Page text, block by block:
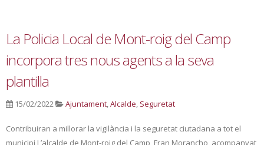
La Policia Local de Mont-roig del Camp
incorpora tres nous agents a la seva
plantilla
15/02/2022 Ajuntament,Alcalde, Seguretat
Contribuiran a millorar la vigilància i la seguretat ciutadana a tot el
municipi L’alcalde de Mont-roig del Camp, Fran Morancho, acompanyat